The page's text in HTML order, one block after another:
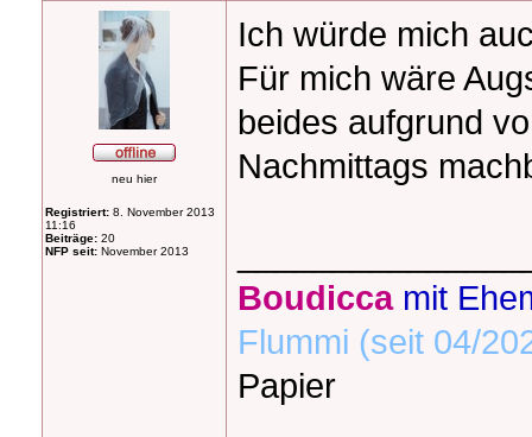
neu hier
Registriert: 8. November 2013
11:16
Beiträge: 20
NFP seit: November 2013
Ich würde mich
Für mich wäre
beides aufgrund
Nachmittags
Boudiccamit
Flummi (seit 04/
Papier